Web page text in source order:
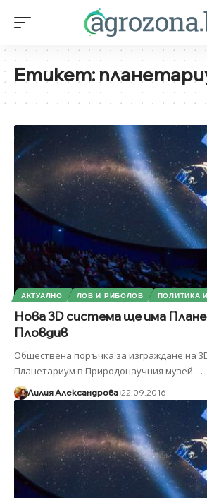
Етикет:
АКТУАЛНО ЛОВ И РИБОЛОВ ПОЛИТИКА
Нова 3D система ще има
Пловдив
Обществена поръчка за изграждане на
Планетариум в Природонаучния музей …
Лилия Александрова 22.09.2016